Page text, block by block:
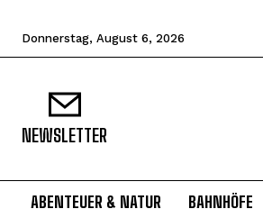
Donnerstag, August 6, 2026
NEWSLETTER
ABENTEUER & NATUR BAHNHÖFE